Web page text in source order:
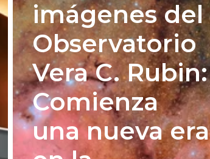
imágenes del
Observatorio
Vera C. Rubin:
Comienza
una nueva era